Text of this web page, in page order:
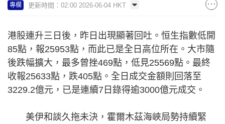
專欄 更新時間：02:00 2026-06-04 HKT
港股連升三日後，昨日出現顯著回吐。恒生指數低開
85點，報25953點，而此已是全日高位所在。大市隨
後跌幅擴大，最多曾挫469點，低見25569點。最終
收報25633點，跌405點。全日成交金額則回落至
3229.2億元，已是連續7日錄得逾3000億元成交。
美伊和談久拖未決，霍爾木茲海峽局勢持續緊